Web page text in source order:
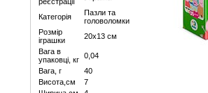
Категорія
Пазли та
головоломки
Розмір
іграшки
20х13 см
Вага в
упаковці, кг 0,04
Вага, г
40
Висота,см
7